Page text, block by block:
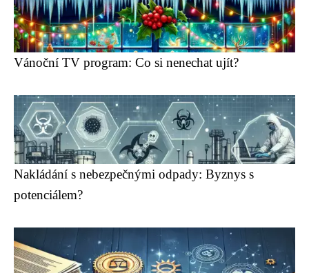
Vánoční TV program: Co si nenechat ujít?
Nakládání s nebezpečnými odpady: Byznys s
potenciálem?